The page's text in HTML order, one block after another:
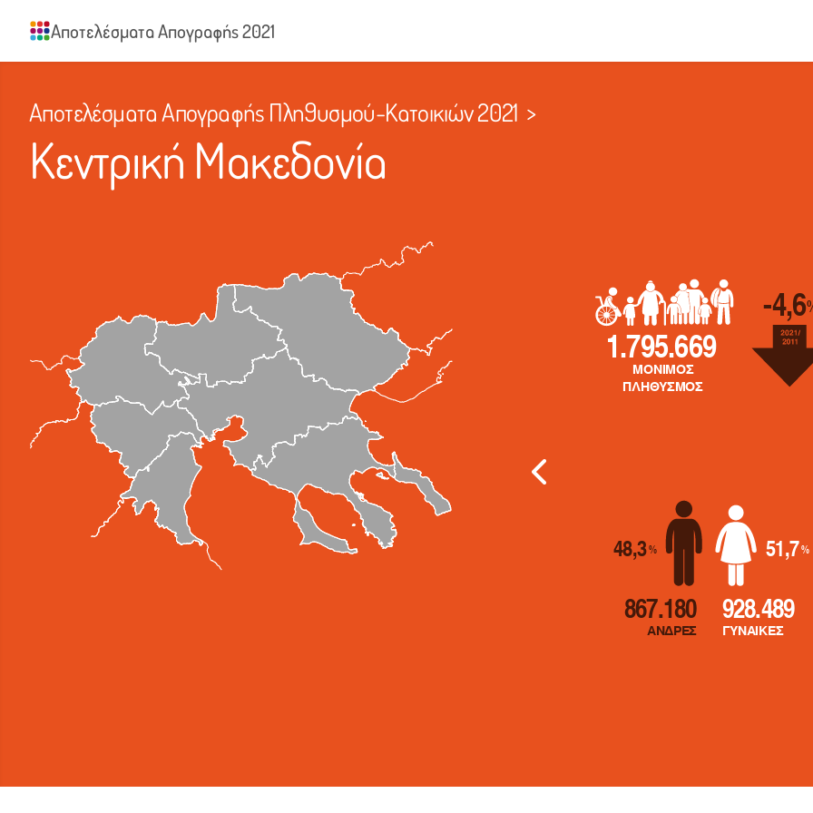
Αποτελέσματα Απογραφής 2021
Αποτελέσματα Απογραφής Πληθυσμού-Κατοικιών 2021 >
Κεντρική Μακεδονία
Επόμενα
1.795.669
ΜΟΝΙΜΟΣ
ΠΛΗΘΥΣΜΟΣ
-4,6
ΑΝΔΡΕΣ ΓΥΝΑΙΚΕΣ
867.180 928.489
48,3% 51,7%